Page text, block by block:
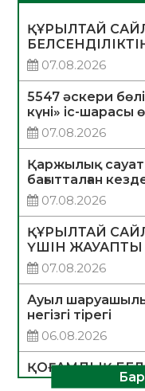
ҚҰРЫЛТАЙ
07.08.2026
5547 әскери
күні» іс-шарасы
07.08.2026
Қаржылық
бағытталған
07.08.2026
ҚҰРЫЛТАЙ
ҮШІН
07.08.2026
Ауыл
негізгі тірегі
06.08.2026
ҚОҒАМДЫҚ
ДАМУЫНЫҢ